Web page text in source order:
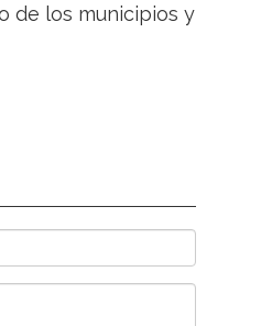
de los municipios y